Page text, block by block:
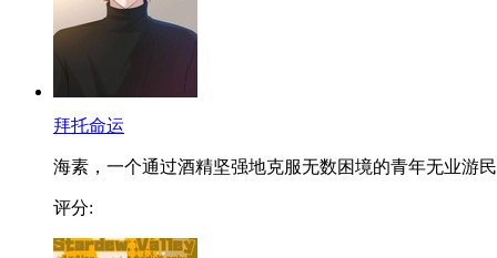
拜托命运
海素，一个通过酒精坚强地克服无数困境的青年无业游
评分: